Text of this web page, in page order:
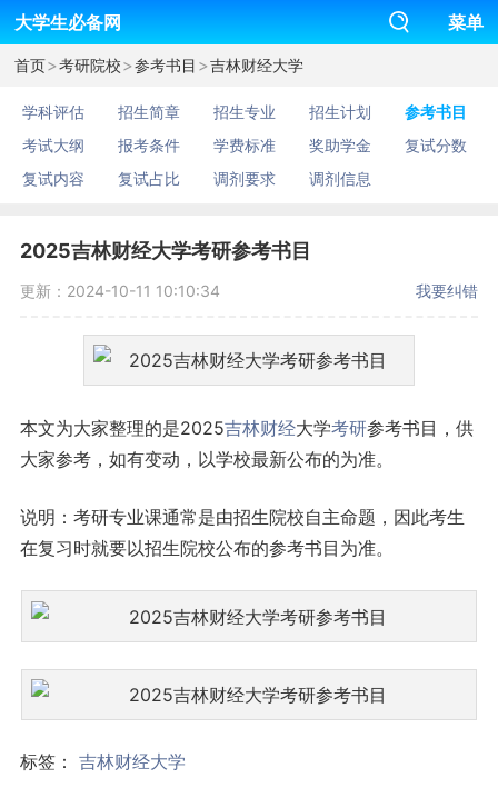
大学生必备网 菜单
首页>考研院校>参考书目 >吉林财经大学
学科评估 招生简章 招生专业 招生计划
参考书目
考试大纲
报考条件 学费标准 奖助学金
复试分数
复试内容
复试占比 调剂要求 调剂信息
2025吉林财经大学考研参考书目
更新：2024-10-11 10:10:34 我要纠错
本文为大家整理的是2025吉林财经大学考研参考书目，供
大家参考，如有变动，以学校最新公布的为准。
说明：考研专业课通常是由招生院校自主命题，因此考生
在复习时就要以招生院校公布的参考书目为准。
标签： 吉林财经大学